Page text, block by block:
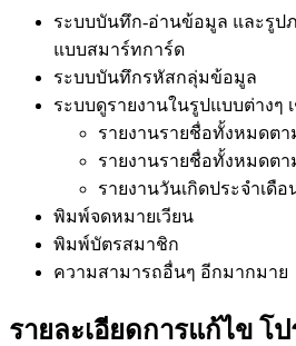
ระบบบันทึก-อ่านข้อมูล และรูป
แบบสมาร์ทการ์ด
ระบบบันทึกรหัสกลุ่มข้อมูล
ระบบดูรายงานในรูปแบบต่างๆ
รายงานรายชื่อทั้งหมดต
รายงานรายชื่อทั้งหมดต
รายงานวันเกิดประจำเดือ
พิมพ์จดหมายเวียน
พิมพ์บัตรสมาชิก
ความสามารถอื่นๆ อีกมากมาย
รายละเอียดการแก้ไข โ